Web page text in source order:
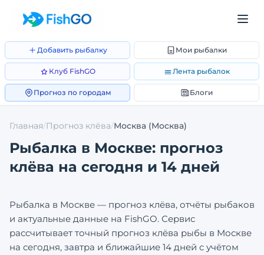
Добавить рыбалку Мои рыбалки
Клуб FishGO Лента рыбалок
Прогноз по городам Блоги
Главная/Прогноз клёва/Москва (Москва)
Рыбалка в Москве: прогноз
клёва на сегодня и 14 дней
Рыбалка в Москве — прогноз клёва, отчёты рыбаков
и актуальные данные на FishGO. Сервис
рассчитывает точный прогноз клёва рыбы в Москве
на сегодня, завтра и ближайшие 14 дней с учётом